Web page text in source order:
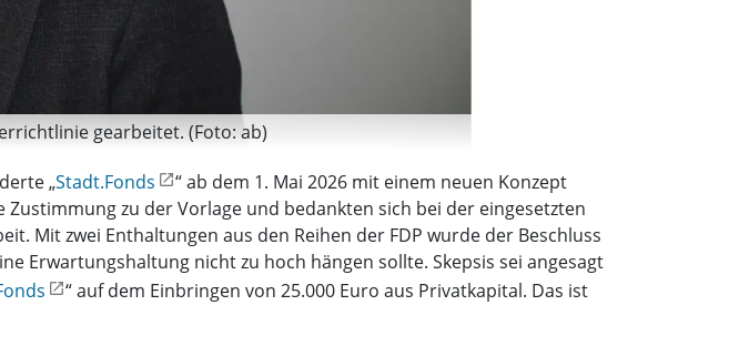
gearbeitet. (Foto: ab)
„Stadt.Fonds
“ ab dem 1. Mai 2026 mit einem neuen Konzept
zu der Vorlage und bedankten sich bei der eingesetzten
Mit zwei Enthaltungen aus den Reihen der FDP wurde der Beschluss
Erwartungshaltung nicht zu hoch hängen sollte. Skepsis sei angesagt
“ auf dem Einbringen von 25.000 Euro aus Privatkapital. Das ist